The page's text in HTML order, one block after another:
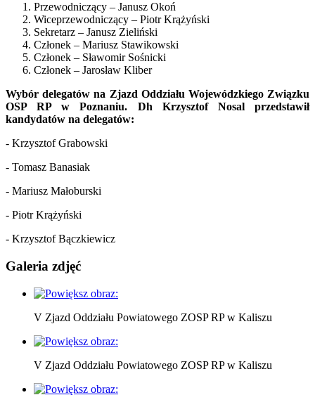
Przewodniczący – Janusz Okoń
Wiceprzewodniczący – Piotr Krążyński
Sekretarz – Janusz Zieliński
Członek – Mariusz Stawikowski
Członek – Sławomir Sośnicki
Członek – Jarosław Kliber
Wybór delegatów na Zjazd Oddziału Wojewódzkiego Związku
OSP RP w Poznaniu. Dh Krzysztof Nosal przedstawił
kandydatów na delegatów:
- Krzysztof Grabowski
- Tomasz Banasiak
- Mariusz Małoburski
- Piotr Krążyński
- Krzysztof Bączkiewicz
Galeria zdjęć
V Zjazd Oddziału Powiatowego ZOSP RP w Kaliszu
V Zjazd Oddziału Powiatowego ZOSP RP w Kaliszu